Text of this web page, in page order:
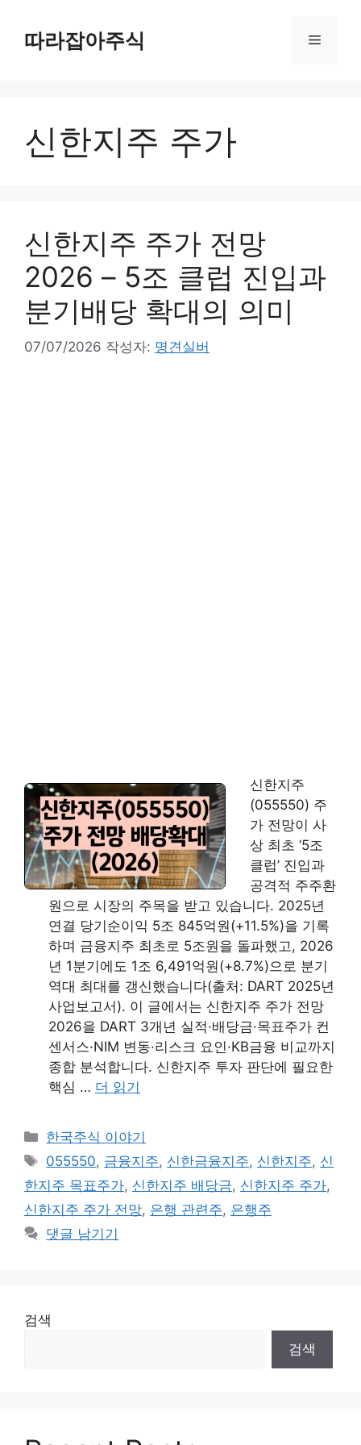
따라잡아주식 메
신한지주 주가
신한지주 주가 전망
2026 – 5조 클럽 진입과
분기배당 확대의 의미
07/07/2026 작성자: 명견실버
신한지주
(055550) 주
가 전망이 사
상 최초 ‘5조
클럽’ 진입과
공격적 주주환
원으로 시장의 주목을 받고 있습니다. 2025년
연결 당기순이익 5조 845억원(+11.5%)을 기록
하며 금융지주 최초로 5조원을 돌파했고, 2026
년 1분기에도 1조 6,491억원(+8.7%)으로 분기
역대 최대를 갱신했습니다(출처: DART 2025년
사업보고서). 이 글에서는 신한지주 주가 전망
2026을 DART 3개년 실적·배당금·목표주가 컨
센서스·NIM 변동·리스크 요인·KB금융 비교까지
종합 분석합니다. 신한지주 투자 판단에 필요한
핵심 … 더 읽기
카
테
리
한국주식 이야기
태
그
055550, 금융지주, 신한금융지주, 신한지주, 신
한지주 목표주가, 신한지주 배당금, 신한지주 주가,
신한지주 주가 전망, 은행 관련주, 은행주
댓글 남기기
검색
검색